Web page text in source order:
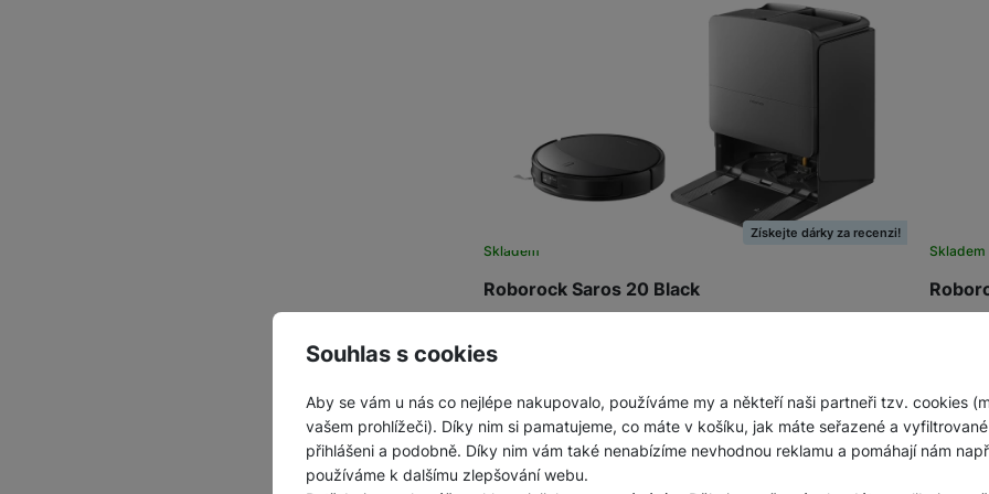
Souhlas s cookies
Aby se vám u nás co nejlépe nakupovalo, používáme my a někteří naši partneři tzv. cookies
vašem prohlížeči). Díky nim si pamatujeme, co máte v košíku, jak máte seřazené a
přihlášeni a podobně. Díky nim vám také nenabízíme nevhodnou reklamu a pomáhají nám
používáme k dalšímu zlepšování webu.
Roborock Saros 20 Black
Skladem
Získejte dárky za recenzi!
duální rotační mopovací systém s adaptivním tlakem •
podvozek AdaptiLift 3.0 překonání prahů až…
36 989Kč
Na splátky
od 951Kč
Do košíku
Skladem
Pa –
30